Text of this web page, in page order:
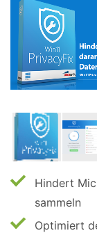
Hindert
sammeln
Optimiert